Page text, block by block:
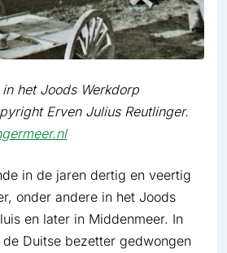
het Joods Werkdorp
Erven Julius Reutlinger.
in de jaren dertig en veertig
onder andere in het Joods
en later in Middenmeer. In
Duitse bezetter gedwongen